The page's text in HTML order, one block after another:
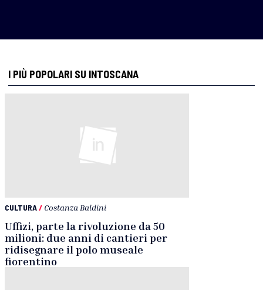
I PIÙ POPOLARI SU INTOSCANA
CULTURA/ Costanza Baldini
Uffizi, parte la rivoluzione da 50
milioni: due anni di cantieri per
ridisegnare il polo museale
fiorentino